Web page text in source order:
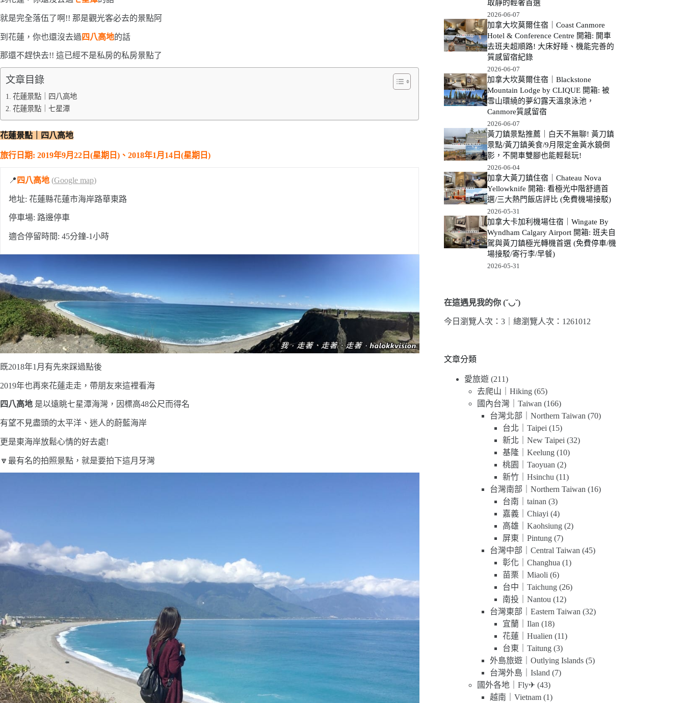
就是完全落伍了啊!! 那是觀光客必去的景點阿
到花蓮，你也還沒去過 四八高地的話
那還不趕快去!! 這已經不是私房的私房景點了
文章目錄
花蓮景點｜四八高地
花蓮景點｜七星潭
花蓮景點｜四八高地
旅行日期: 2019年9月22日(星期日)、2018年1月14日(星期日)
📍 四八高地 (Google map)
地址: 花蓮縣花蓮市海岸路華東路
停車場: 路邊停車
適合停留時間: 45分鐘-1小時
既2018年1月有先來踩過點後
2019年也再來花蓮走走，帶朋友來這裡看海
四八高地 是以遠眺七星潭海灣，因標高48公尺而得名
有望不見盡頭的太平洋、迷人的蔚藍海岸
更是東海岸放鬆心情的好去處!
🔽最有名的拍照景點，就是要拍下這月牙灣
取靜的輕奢首選
2026-06-07
加拿大坎莫爾住宿｜Coast Canmore
Hotel & Conference Centre 開箱: 開車
去班夫超順路! 大床好睡、機能完善的
質感留宿紀錄
2026-06-07
加拿大坎莫爾住宿｜Blackstone
Mountain Lodge by CLIQUE 開箱: 被
雪山環繞的夢幻露天溫泉泳池，
Canmore質感留宿
2026-06-07
黃刀鎮景點推薦｜白天不無聊! 黃刀鎮
景點/黃刀鎮美食/9月限定金黃水鏡倒
影，不開車雙腳也能輕鬆玩!
2026-06-04
加拿大黃刀鎮住宿｜Chateau Nova
Yellowknife 開箱: 看極光中階舒適首
選/三大熱門飯店評比 (免費機場接駁)
2026-05-31
加拿大卡加利機場住宿｜Wingate By
Wyndham Calgary Airport 開箱: 班夫自
駕與黃刀鎮極光轉機首選 (免費停車/機
場接駁/寄行李/早餐)
2026-05-31
在這遇見我的你 (˘◡˘)
今日瀏覽人次：3｜ 總瀏覽人次：1261012
文章分類
愛旅遊(211)
去爬山｜Hiking(65)
國內台灣｜Taiwan (166)
台灣北部｜Northern Taiwan (70)
台北｜Taipei (15)
新北｜New Taipei (32)
基隆｜Keelung(10)
桃園｜Taoyuan (2)
新竹｜Hsinchu (11)
台灣南部｜Northern Taiwan (16)
台南｜tainan (3)
嘉義｜Chiayi (4)
高雄｜Kaohsiung(2)
屏東｜Pintung(7)
台灣中部｜Central Taiwan (45)
彰化｜Changhua (1)
苗栗｜Miaoli (6)
台中｜Taichung(26)
南投｜Nantou (12)
台灣東部｜Eastern Taiwan (32)
宜蘭｜Ilan (18)
花蓮｜Hualien (11)
台東｜Taitung(3)
外島旅遊｜Outlying Islands(5)
台灣外島｜Island (7)
國外各地｜Fly✈(43)
越南｜Vietnam(1)